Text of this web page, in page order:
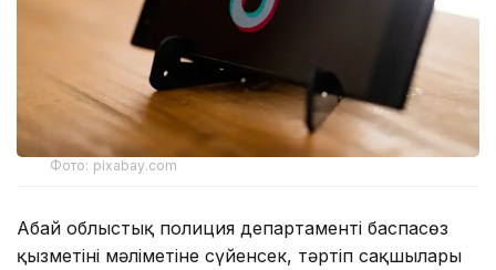
Фото: pixabay.com
Абай облыстық полиция департаменті баспасөз
қызметінің мәліметіне сүйенсек, тәртіп сақшылары